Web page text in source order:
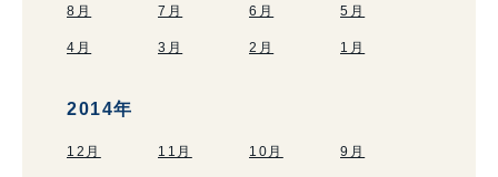
8月 7月 6月 5月
4月 3月 2月 1月
2014年
12月 11月 10月 9月